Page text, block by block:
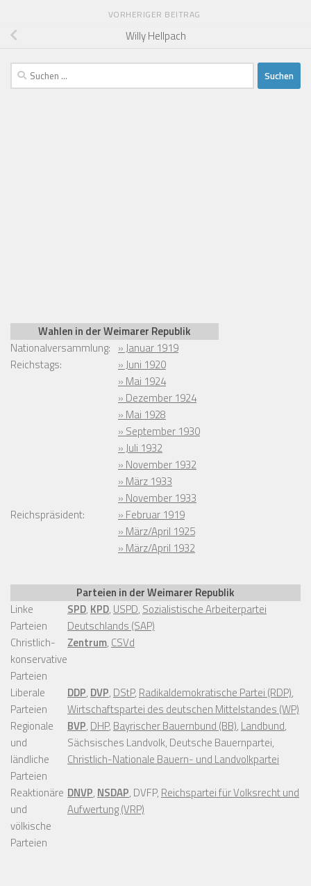
VORHERIGER BEITRAG
Willy Hellpach
Suchen
nach:
Wahlen in der Weimarer Republik
Nationalversammlung: » Januar 1919
Reichstags:
» Juni 1920
» Mai 1924
» Dezember 1924
» Mai 1928
» September 1930
» Juli 1932
» November 1932
» März 1933
» November 1933
Reichspräsident:
» Februar 1919
» März/April 1925
» März/April 1932
Parteien in der Weimarer Republik
Linke
Parteien
SPD, KPD, USPD, Sozialistische Arbeiterpartei
Deutschlands (SAP)
Christlich-
konservative
Parteien
Zentrum, CSVd
Liberale
Parteien
DDP, DVP, DStP, Radikaldemokratische Partei (RDP),
Wirtschaftspartei des deutschen Mittelstandes (WP)
Regionale
und
ländliche
Parteien
BVP, DHP, Bayrischer Bauernbund (BB), Landbund,
Sächsisches Landvolk, Deutsche Bauernpartei,
Christlich-Nationale Bauern- und Landvolkpartei
Reaktionäre
und
völkische
Parteien
DNVP, NSDAP, DVFP, Reichspartei für Volksrecht und
Aufwertung (VRP)